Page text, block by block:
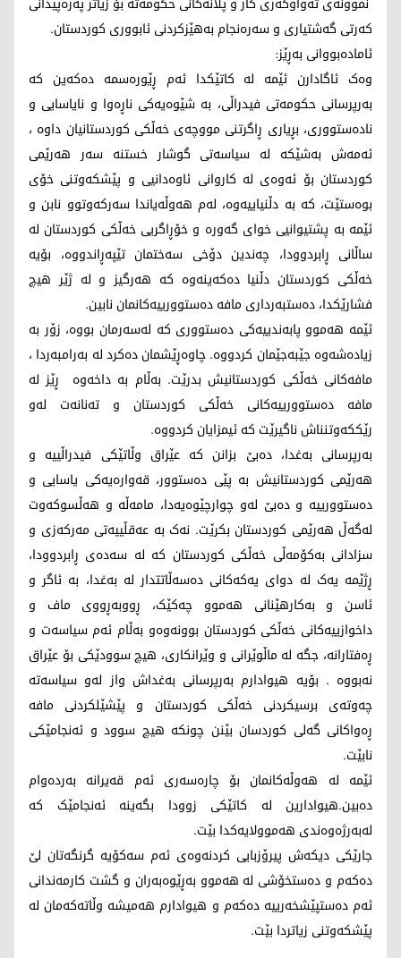
کەرتی گەشتیاری و سەرەنجام بەهێزکردنی ئابووری کوردستان.
ئامادەبووانی بەڕێز:
وەک ئاگادارن ئێمە لە کاتێکدا ئەم ڕێورەسمە دەکەین کە
بەرپرسانی حکومەتی فیدراڵی، بە شێوەیەکی ناڕەوا و نایاسایی و
نادەستووری، بڕیاری ڕاگرتنی مووچەی خەڵکی کوردستانیان داوە ،
ئەمەش بەشێکە لە سیاسەتی گوشار خستنە سەر هەرێمی
کوردستان بۆ ئەوەی لە کاروانی ئاوەدانیی و پێشکەوتنی خۆی
بوەستێت، کە بە دڵنیاییەوە، لەم هەوڵەیاندا سەرکەوتوو نابن و
ئێمە بە پشتیوانیی خوای گەورە و خۆڕاگریی خەڵکی کوردستان لە
ساڵانی ڕابردوودا، چەندین دۆخی سەختمان تێپەڕاندووە، بۆیە
خەڵکی کوردستان دڵنیا دەکەینەوە کە هەرگیز و لە ژێر هیچ
فشارێکدا، دەستبەرداری مافە دەستوورییەکانمان نابین.
ئێمە هەموو پابەندییەکی دەستووری کە لەسەرمان بووە، زۆر بە
زیادەشەوە جێبەجێمان کردووە. چاوەڕێشمان دەکرد لە بەرامبەردا ،
مافەکانی خەڵکی کوردستانیش بدرێت. بەڵام بە داخەوە ڕێز لە
مافە دەستوورییەکانی خەڵکی کوردستان و تەنانەت لەو
رێککەوتنناش ناگیرێت کە ئیمزایان کردووە.
بەرپرسانی بەغدا، دەبێ بزانن کە عێراق وڵاتێکی فیدراڵییە و
هەرێمی کوردستانیش بە پێی دەستوور، قەوارەیەکی یاسایی و
دەستوورییە و دەبێ لەو چوارچێوەیەدا، مامەڵە و هەڵسوکەوت
لەگەڵ هەرێمی کوردستان بکرێت. نەک بە عەقڵییەتی مەرکەزی و
سزادانی بەکۆمەڵی خەڵکی کوردستان کە لە سەدەی ڕابردوودا،
ڕژێمە یەک لە دوای یەکەکانی دەسەڵاتتدار لە بەغدا، بە ئاگر و
ئاسن و بەکارهێنانی هەموو چەکێک، ڕووبەڕووی ماف و
داخوازییەکانی خەڵکی کوردستان بوونەوەو بەڵام ئەم سیاسەت و
ڕەفتارانە، جگە لە ماڵوێرانی و وێرانکاری، هیچ سوودێکی بۆ عێراق
نەبووە . بۆیە هیوادارم بەرپرسانی بەغداش واز لەو سیاسەتە
چەوتەی برسیکردنی خەڵکی کوردستان و پێشێلکردنی مافە
ڕەواکانی گەلی کوردسان بێنن چونکە هیچ سوود و ئەنجامێکی
نابێت.
ئێمە لە هەوڵەکانمان بۆ چارەسەری ئەم قەیرانە بەردەوام
دەبین.هیوادارین لە کاتێکی زوودا بگەینە ئەنجامێک کە
لەبەرژەوەندی هەموولایەکدا بێت.
جارێکی دیکەش پیرۆزبایی کردنەوەی ئەم سەکۆیە گرنگەتان لێ
دەکەم و دەستخۆشی لە هەموو بەڕێوەبەران و گشت کارمەندانی
ئەم دەستپێشخەرییە دەکەم و هیوادارم هەمیشە وڵاتەکەمان لە
پێشکەوتنی زیاتردا بێت.